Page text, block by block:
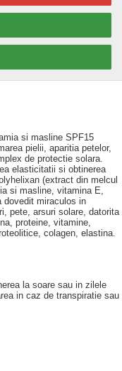
si masline SPF15
pielii, aparitia petelor,
de protectie solara.
elasticitatii si obtinerea
(extract din melcul
si masline, vitamina E,
dovedit miraculos in
pete, arsuri solare, datorita
proteine, vitamine,
colagen, elastina.
la soare sau in zilele
in caz de transpiratie sau